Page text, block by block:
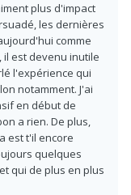
plus d'impact
les dernières
comme
est devenu inutile
l'expérience qui
notamment. J'ai
en début de
a rien. De plus,
est t'il encore
quelques
qui de plus en plus